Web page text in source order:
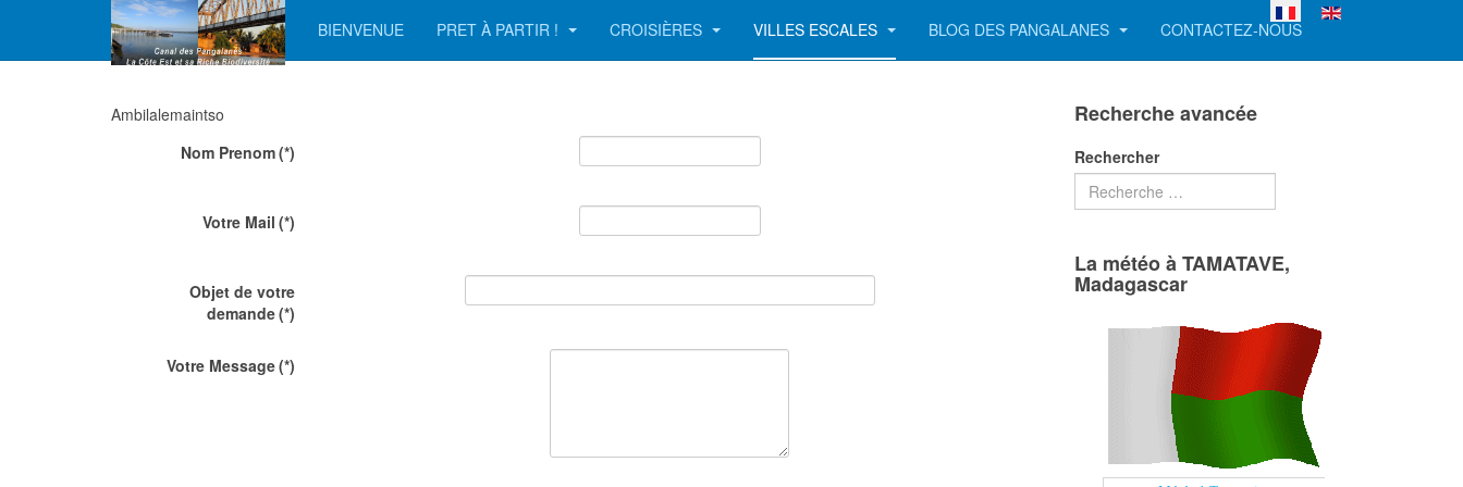
Sélectionnez votre langue
BIENVENUE
PRET À PARTIR ! CROISIÈRES VILLES ESCALES BLOG DES PANGALANES CONTACTEZ-NOUS
Ambilalemaintso
Nom Prenom(*)
Votre Mail (*)
Objet de votre
demande(*)
Votre Message(*)
Recherche avancée
Rechercher
La météo à TAMATAVE,
Madagascar